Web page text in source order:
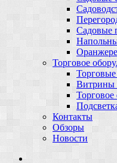
Садовые
Торговое
Витрины
Контакты
Обзоры
Новости